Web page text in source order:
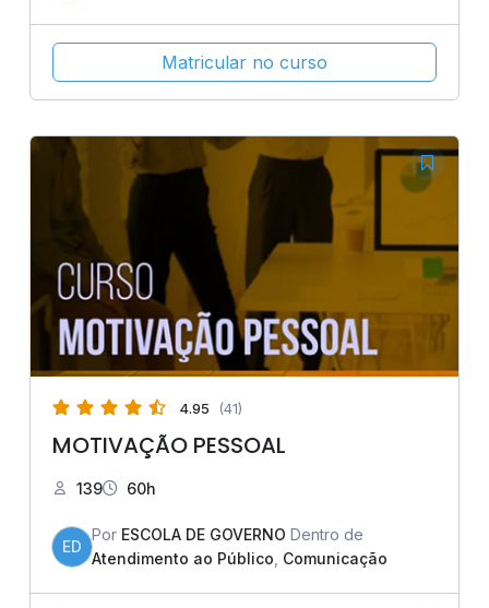
Matricular no curso
4.95 (41)
MOTIVAÇÃO PESSOAL
139 60h
ED
Por ESCOLA DE GOVERNO Dentro de
Atendimento ao Público Comunicação